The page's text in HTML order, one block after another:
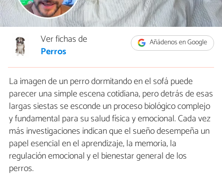
Añádenos en Google
Ver fichas de
Perros
La imagen de un perro dormitando en el sofá puede
parecer una simple escena cotidiana, pero detrás de esas
largas siestas se esconde un proceso biológico complejo
y fundamental para su salud física y emocional. Cada vez
más investigaciones indican que el sueño desempeña un
papel esencial en el aprendizaje, la memoria, la
regulación emocional y el bienestar general de los
perros.